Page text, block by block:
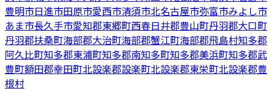
豊明市日進市田原市愛西市清須市北名古屋市弥富市みよし市
あま市長久手市愛知郡東郷町西春日井郡豊山町丹羽郡大口町
丹羽郡扶桑町海部郡大治町海部郡蟹江町海部郡飛島村知多郡
阿久比町知多郡東浦町知多郡南知多町知多郡美浜町知多郡武
豊町額田郡幸田町北設楽郡設楽町北設楽郡東栄町北設楽郡豊
根村